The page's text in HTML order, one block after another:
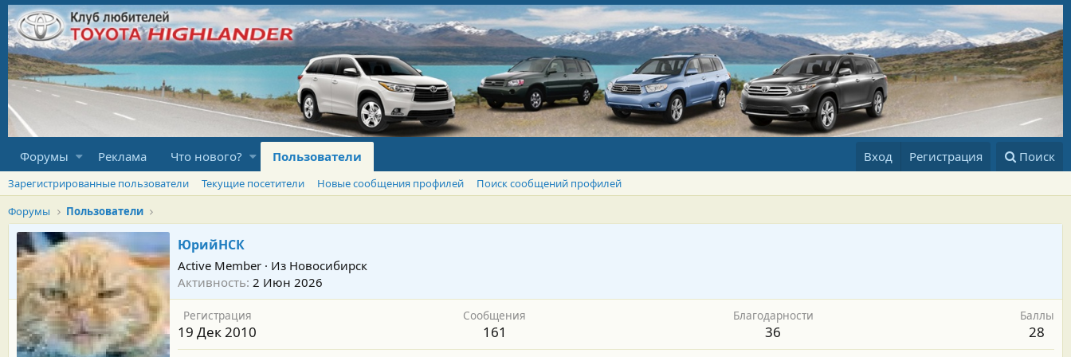
Форумы Реклама Что нового? Пользователи Вход Регистрация Поиск
Зарегистрированные пользователи Текущие посетители Новые сообщения профилей
Поиск сообщений профилей
Форумы
Пользователи
ЮрийНСК
Active Member · Из Новосибирск
Активность 2 Июн 2026
Регистрация
19 Дек 2010
Сообщения
161
Благодарности
36
Баллы
28